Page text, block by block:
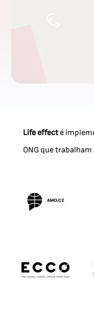
Life effecté
ONG que